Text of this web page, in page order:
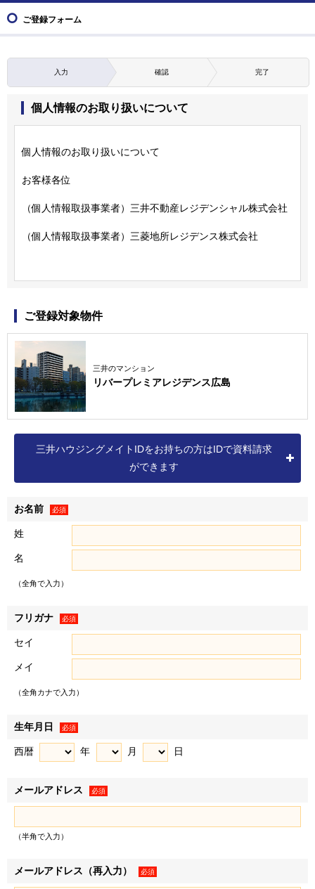
ご登録フォーム
入力 確認 完了
個人情報のお取り扱いについて
個人情報のお取り扱いについて
お客様各位
（個人情報取扱事業者）三井不動産レジデンシャル株式会社
（個人情報取扱事業者）三菱地所レジデンス株式会社
めに、各事業主・販売代理会社が共同して利用させていただ
＜本マンション販売のための共同利用の利用目的およびお問
合せ窓口＞
1．個人情報の共同利用
①リバープレミアレジデンス広島の販売に関する情報、サ
②リバープレミアレジデンス広島の購入、入居にいたる諸
手続きの実施。
（2）共同利用者の範囲
三井不動産レジデンシャル株式会社、三菱地所レジデンス
株式会社の2社
（3）共同利用する個人情報の項目
お名前、ご住所、電話番号等、上記の利用目的に必要な範
囲の個人情報の項目。
2．個人情報の提供
以下の相手先等に対して、書面・郵便物・電話・電子メール
（1）個人情報を提供する相手先（例示）
ご登録対象物件
三井のマンション
リバープレミアレジデンス広島
三井ハウジングメイトIDをお持ちの方はIDで資料請求
ができます
お名前 必須
姓
名
（全角で入力）
フリガナ 必須
セイ
メイ
（全角カナで入力）
生年月日 必須
西暦 年 月 日
メールアドレス 必須
（半角で入力）
メールアドレス（再入力） 必須